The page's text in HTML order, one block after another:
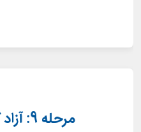
مرحله 9: آزاد کردن کانکتور باتری